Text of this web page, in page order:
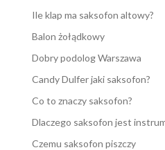
Ile klap ma saksofon altowy?
Balon żołądkowy
Dobry podolog Warszawa
Candy Dulfer jaki saksofon?
Co to znaczy saksofon?
Dlaczego saksofon jest
Czemu saksofon piszczy